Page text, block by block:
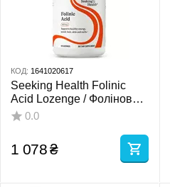
КОД: 1641020617
Seeking Health Folinic
Acid Lozenge / Фолінова
кислота 60 льодяників
0.0
1 078₴